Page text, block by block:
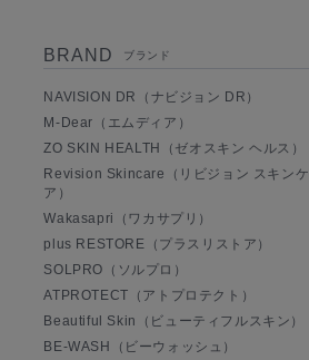
BRAND ブランド
NAVISION DR（ナビジョン DR）
M-Dear（エムディア）
ZO SKIN HEALTH（ゼオスキン ヘルス）
Revision Skincare（リビジョン スキンケ
ア）
Wakasapri（ワカサプリ）
plus RESTORE（プラスリストア）
SOLPRO（ソルプロ）
ATPROTECT（アトプロテクト）
Beautiful Skin（ビューティフルスキン）
BE-WASH（ビーウォッシュ）